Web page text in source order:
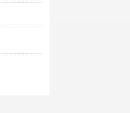
desk and